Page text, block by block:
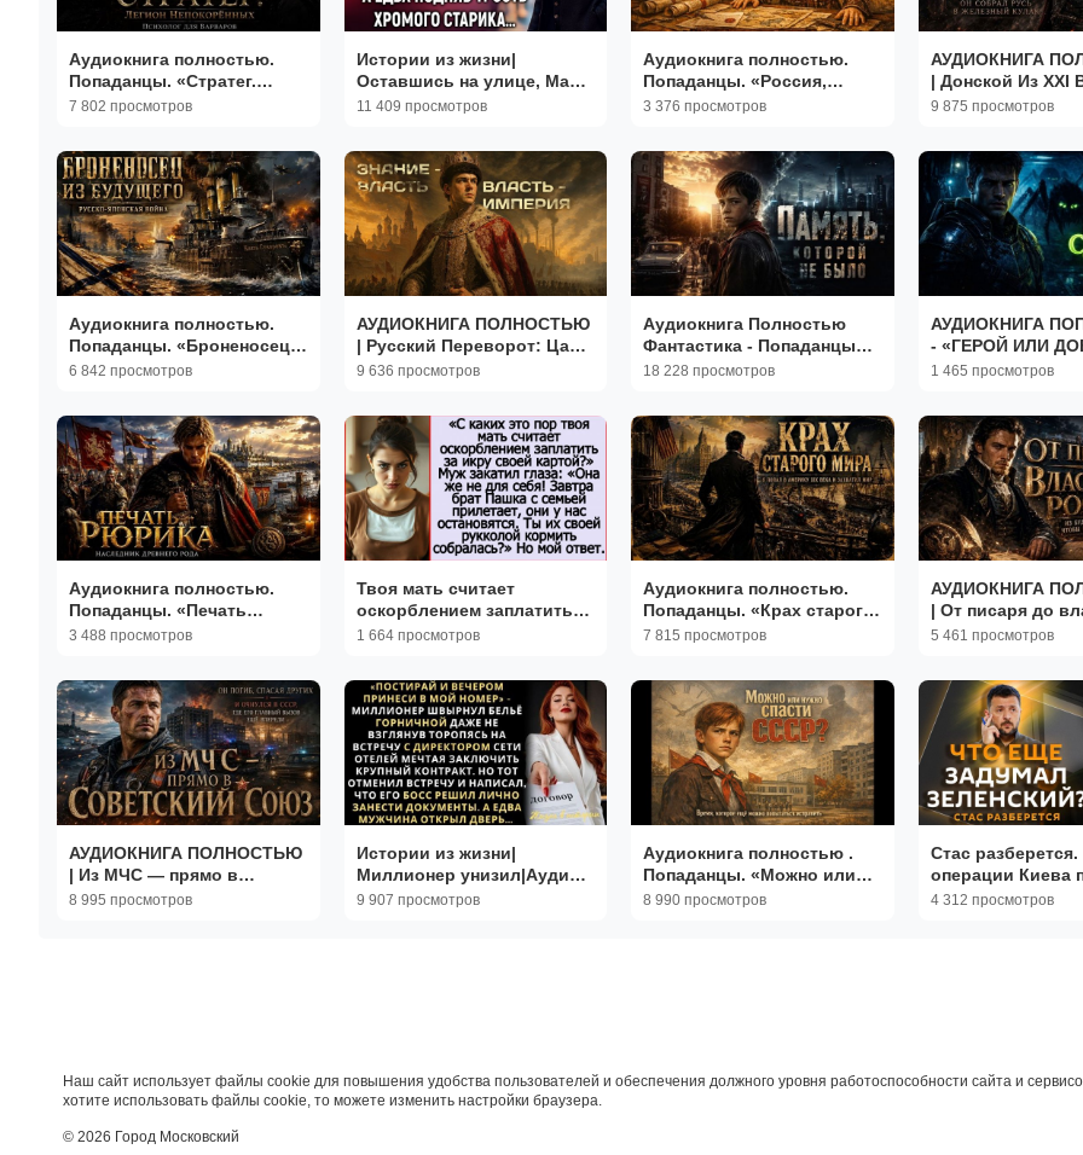
Аудиокнига полностью.
Попаданцы. «Стратег.
Легион Непокорённых»
7 802 просмотров
Истории из жизни|
Оставшись на улице, Маша
с дочкой|Аудиорассказы|
11 409 просмотров
Аудиокнига полностью.
Попаданцы. «Россия,
которой не дали случиться
3 376 просмотров
АУДИОКНИГА
| Донской Из XXI
ПОПАДАНЦЫ |
9 875 просмотров
Аудиокнига полностью.
Попаданцы. «Броненосец
из будущего» Книга 1 из 2
6 842 просмотров
АУДИОКНИГА ПОЛНОСТЬЮ
| Русский Переворот: Царь
из XXI Века | ПОПАДАНЦЫ |
9 636 просмотров
Аудиокнига Полностью
Фантастика - Попаданцы
«Память, которой не
18 228 просмотров
АУДИОКНИГА
- «ГЕРОЙ ИЛИ
КНИГА 1
1 465 просмотров
Аудиокнига полностью.
Попаданцы. «Печать
Рюрика» Книга 1 из 3
3 488 просмотров
Твоя мать считает
оскорблением заплатить
за себя своей картой?
1 664 просмотров
Аудиокнига полностью.
Попаданцы. «Крах старого
мира» Книга 1 из 6
7 815 просмотров
АУДИОКНИГА
| От писаря до
России |
5 461 просмотров
АУДИОКНИГА ПОЛНОСТЬЮ
| Из МЧС — прямо в
Советский Союз |
8 995 просмотров
Истории из жизни|
Миллионер унизил|Аудио
рассказы|Аудиокниги
9 907 просмотров
Аудиокнига полностью .
Попаданцы. «Можно или
нужно спасти СССР?»
8 990 просмотров
Стас
операции Киева
РФ, контроль за
4 312 просмотров
Наш сайт использует файлы cookie для повышения удобства пользователей и обеспечения должного уровня работоспособности сайта и
хотите использовать файлы cookie, то можете изменить настройки браузера.
© 2026 Город Московский